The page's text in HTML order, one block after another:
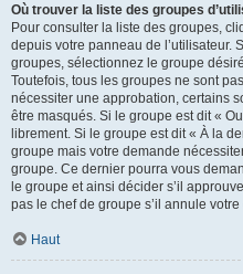
Où trouver la liste des groupes
Pour consulter la liste des groupes,
depuis votre panneau de l’utilisateur.
groupes, sélectionnez le groupe
Toutefois, tous les groupes ne sont
nécessiter une approbation, certains
être masqués. Si le groupe est dit «
librement. Si le groupe est dit « À la
groupe mais votre demande
groupe. Ce dernier pourra vous
le groupe et ainsi décider s’il
pas le chef de groupe s’il annule
Haut